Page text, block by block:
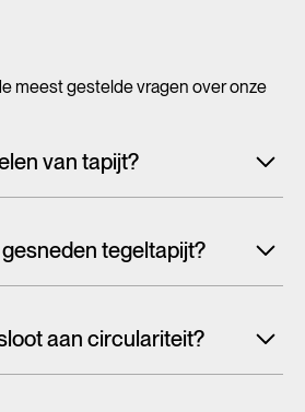
meest gestelde vragen over onze
van tapijt?
alleen mooi en zacht, het heeft
werking.Lees alles over de
tegeltapijt?
de tegelkaders zien in de vloer.
meer op dan bij het ander en kan
aan circulariteit?